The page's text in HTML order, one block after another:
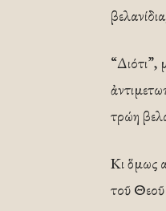
“Διότι”,
τρώη
Κι ὅμως
τοῦ Θεοῦ